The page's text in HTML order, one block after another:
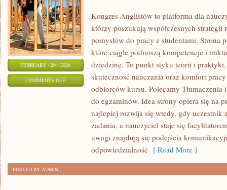
FEBRUARY - 20 - 2026
COMMENTS OFFON
ANGIELSKU
Kongres Anglistów to platforma dla
którzy poszukują współczesnych strategii
pomysłów do pracy z studentami. Strona
które ciągle podnoszą kompetencje i
dziedzinę. To punkt styku teorii i
skuteczność nauczania oraz komfort
odbiorców kursu. Polecamy Tłumaczenia
do egzaminów. Idea strony opiera się na
najlepiej rozwija się wtedy, gdy uczestnik
zadania, a nauczyciel staje się
uwagi znajdują się podejścia
odpowiedzialność [ Read More ]
POSTED BY ADMIN